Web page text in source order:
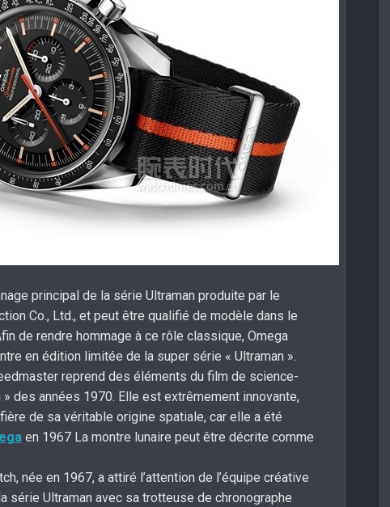
principal de la série Ultraman produite par le
Co., Ltd., et peut être qualifié de modèle dans le
de rendre hommage à ce rôle classique, Omega
en édition limitée de la super série « Ultraman ».
reprend des éléments du film de science-
des années 1970. Elle est extrêmement innovante,
de sa véritable origine spatiale, car elle a été
en 1967 La montre lunaire peut être décrite comme
née en 1967, a attiré l’attention de l’équipe créative
série Ultraman avec sa trotteuse de chronographe